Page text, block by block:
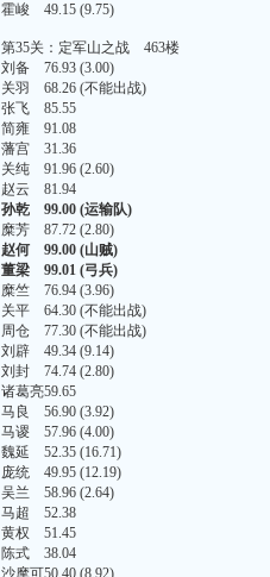
霍峻 49.15 (9.75)
第35关：定军山之战 463楼
刘备 76.93 (3.00)
关羽 68.26 (不能出战)
张飞 85.55
简雍 91.08
藩宫 31.36
关纯 91.96 (2.60)
赵云 81.94
孙乾 99.00 (运输队)
糜芳 87.72 (2.80)
赵何 99.00 (山贼)
董梁 99.01 (弓兵)
糜竺 76.94 (3.96)
关平 64.30 (不能出战)
周仓 77.30 (不能出战)
刘辟 49.34 (9.14)
刘封 74.74 (2.80)
诸葛亮59.65
马良 56.90 (3.92)
马谡 57.96 (4.00)
魏延 52.35 (16.71)
庞统 49.95 (12.19)
吴兰 58.96 (2.64)
马超 52.38
黄权 51.45
陈式 38.04
沙摩可50.40 (8.92)